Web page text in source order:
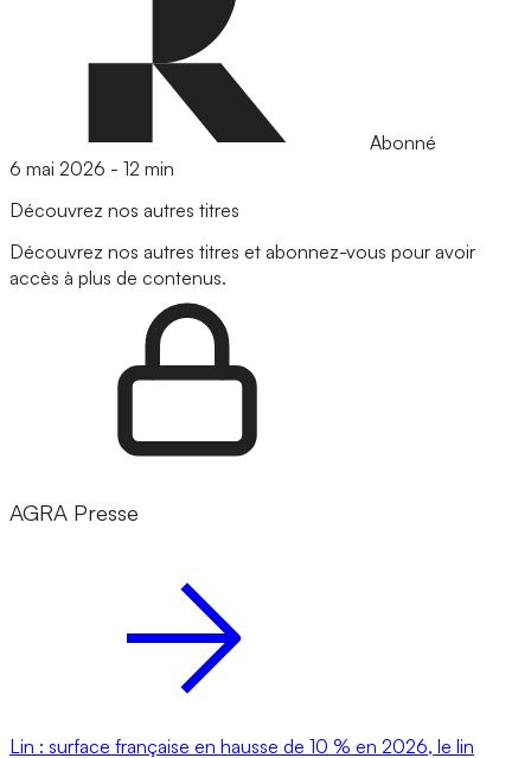
Abonné
6 mai 2026 - 12 min
Découvrez nos autres titres
Découvrez nos autres titres et abonnez-vous pour avoir
accès à plus de contenus.
AGRA Presse
Lin : surface française en hausse de 10 % en 2026, le lin